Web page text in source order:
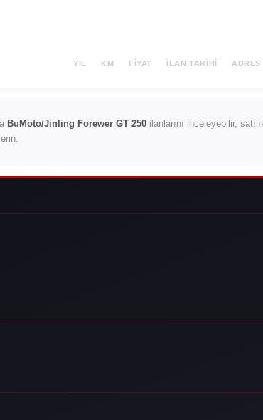
YIL KM FIYAT İLAN TARIHI ADRES
BuMoto/Jinling Forewer GT 250 ilanlarını inceleyebilir,